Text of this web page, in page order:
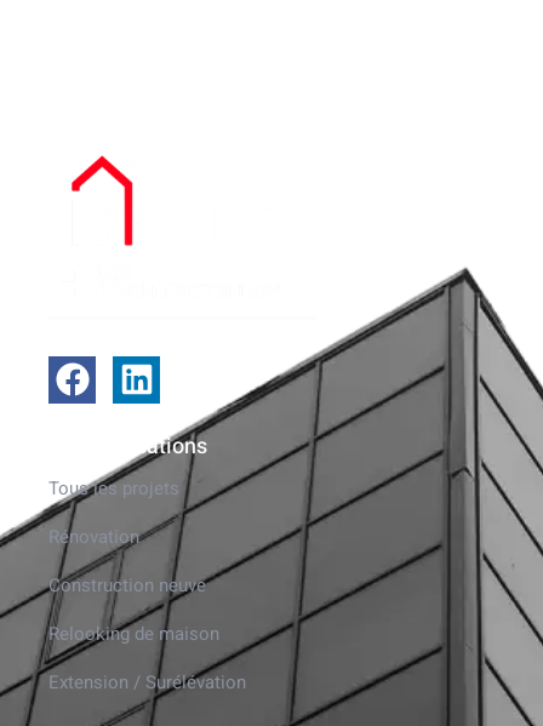
Nos réalisations
Tous les projets
Rénovation
Construction neuve
Relooking de maison
Extension / Surélévation